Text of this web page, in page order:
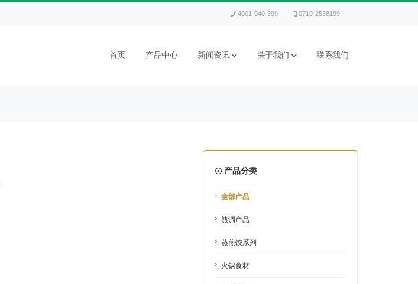
4001-040-399 0710-2538199
首页 产品中心 新闻资讯 关于我们 联系我们
产品分类
全部产品
熟调产品
蒸煎饺系列
火锅食材